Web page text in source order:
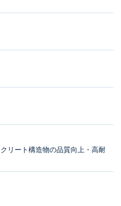
リート構造物の品質向上・高耐